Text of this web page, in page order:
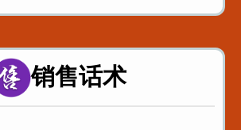
是坑_要学会听弦外之音_
销售话术